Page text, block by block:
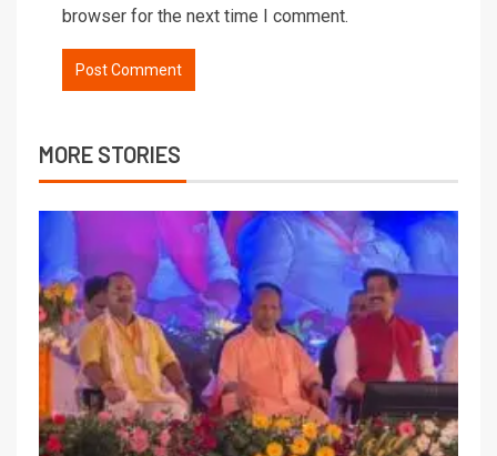
browser for the next time I comment.
MORE STORIES